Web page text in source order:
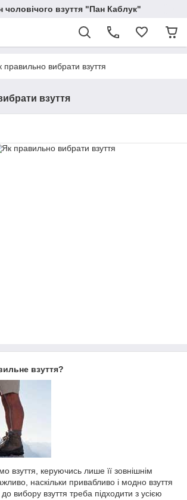
чоловічого взуття "Пан Каблук"
правильно вибрати взуття
взуття
взуття?
взуття, керуючись лише її зовнішнім
наскільки привабливо і модно взуття
вибору взуття треба підходити з усією